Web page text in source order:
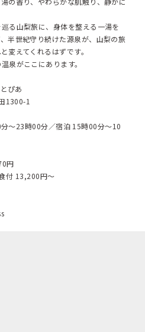
る山梨旅に、身体を整える一湯を
半世紀守り続けた源泉が、山梨の旅
変えてくれるはずです。
泉がここにあります。
ぴあ
1300-1
～23時00分／宿泊 15時00分～10
円
付 13,200円～